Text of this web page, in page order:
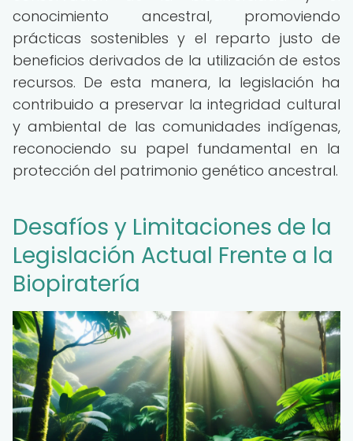
conocimiento ancestral, promoviendo
prácticas sostenibles y el reparto justo de
beneficios derivados de la utilización de estos
recursos. De esta manera, la legislación ha
contribuido a preservar la integridad cultural
y ambiental de las comunidades indígenas,
reconociendo su papel fundamental en la
protección del patrimonio genético ancestral.
Desafíos y Limitaciones de la
Legislación Actual Frente a la
Biopiratería